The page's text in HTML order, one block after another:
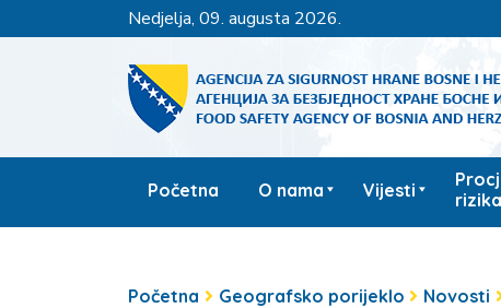
nedjelja, 09. augusta 2026.
Početna O nama Vijesti
rizika
Početna Geografsko porijeklo Novosti